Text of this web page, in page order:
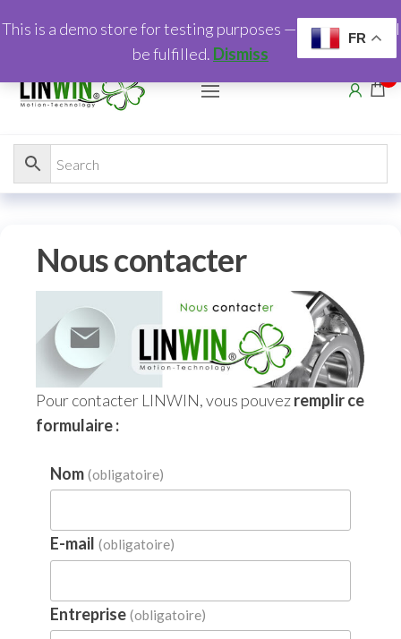
Nous contacter
Pour contacter LINWIN, vous pouvezremplir ce
formulaire :
Nom (obligatoire)
E-mail (obligatoire)
Entreprise (obligatoire)
FR
This is a demo store for testing purposes — no orders shall
be fulfilled. Dismiss